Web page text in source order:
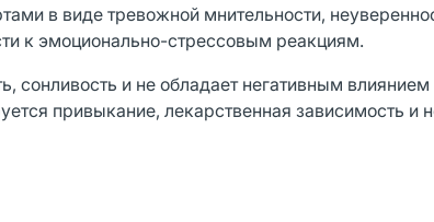
в виде тревожной мнительности,
к эмоционально-стрессовым реакциям.
и не обладает негативным
привыкание, лекарственная зависимость и